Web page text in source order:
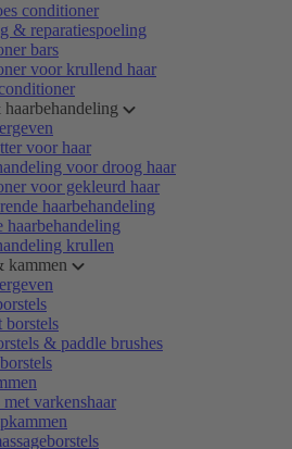
conditioner
& reparatiespoeling
bars
voor krullend haar
voor haar
voor droog haar
voor gekleurd haar
haarbehandeling
haarbehandeling
krullen
kammen
& paddle brushes
met varkenshaar